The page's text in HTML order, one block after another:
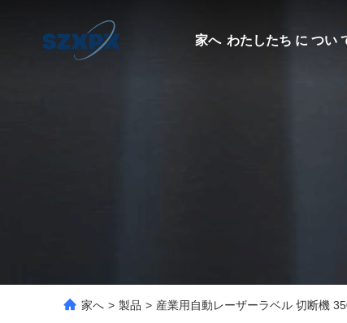
家へ わたしたち に つい
家へ > 製品 > 産業用自動レーザーラベル 切断機